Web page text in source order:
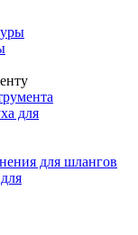
для
для шлангов